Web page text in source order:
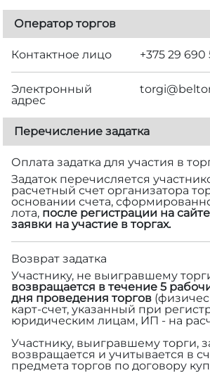
Оператор торгов
Контактное лицо +375 29 690
Электронный
адрес
Перечисление задатка
Оплата задатка для участия в
Задаток перечисляется
расчетный счет организатора
основании счета,
лота, после регистрации на
заявки на участие в торгах.
Возврат задатка
Участнику, не выигравшему
возвращается в течение 5
дня проведения торгов
карт-счет, указанный при
юридическим лицам, ИП - на
Участнику, выигравшему торги,
возвращается и учитывается в
предмета торгов по договору